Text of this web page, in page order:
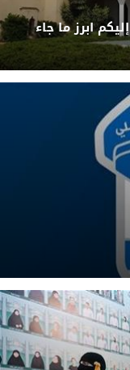
ابرز ما جاء